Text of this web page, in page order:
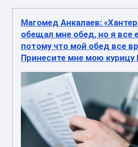
Магомед Анкалаев:
обещал мне обед, но я все
потому что мой обед все
Принесите мне мою курицу